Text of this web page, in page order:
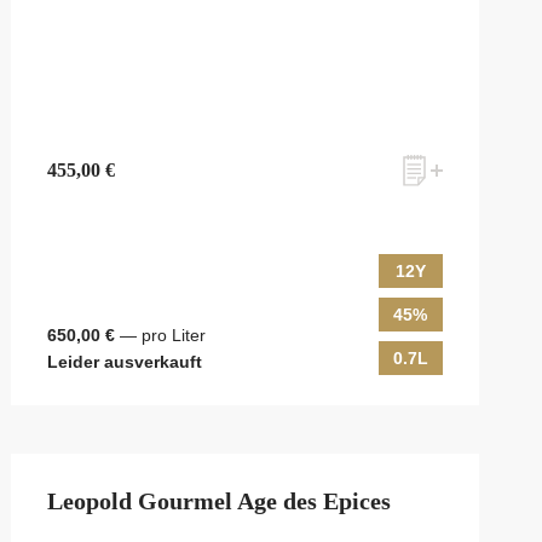
455,00 €
650,00 € — pro Liter
Leider ausverkauft
12Y
45%
0.7L
Leopold Gourmel Age des Epices